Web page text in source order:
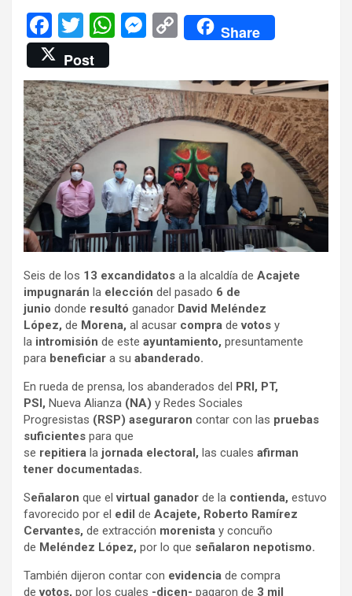
F
a
ce
b
o
o
k
T
wi
tt
er
W
at
s
A
p
p
M
se
n
g
er
C
o
py
Li
n
k
Share
Post
Seis de los 13 excandidatos a la alcaldía de Acajete
impugnarán la elección del pasado 6 de
junio donde resultó ganador David Meléndez
López, de Morena, al acusar compra devotos y
la intromisión de este ayuntamiento, presuntamente
para beneficiar a su abanderado.
En rueda de prensa, los abanderados del
PRI, PT,
PSI, Nueva Alianza (NA) y Redes Sociales
Progresistas (RSP) aseguraron contar con las pruebas
suficientes para que
se repitiera la jornada electoral, las cuales afirman
tener documentadas.
Señalaron que elvirtual ganador de la contienda, estuvo
favorecido por el edil de Acajete, Roberto Ramírez
Cervantes, de extracción morenista y concuño
de Meléndez López, por lo que señalaron nepotismo.
También dijeron contar con evidencia de compra
devotos, por los cuales -dicen- pagaron de 3 mil